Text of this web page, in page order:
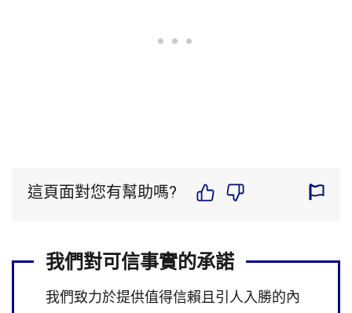
這頁面對您有幫助嗎?
我們對可信事實的承諾
我們致力於提供值得信賴且引人入勝的內